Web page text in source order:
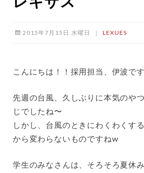
2015年7月15日 水曜日 ｜ LEXUES
こんにちは！！採用担当、伊波です
先週の台風、久しぶりに本気のや
じでしたね〜
しかし、台風のときにわくわくす
から変わらないものですねw
学生のみなさんは、そろそろ夏休